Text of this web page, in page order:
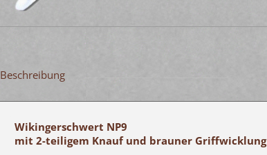
Beschreibung
Wikingerschwert NP9
mit 2-teiligem Knauf und brauner Griffwicklung